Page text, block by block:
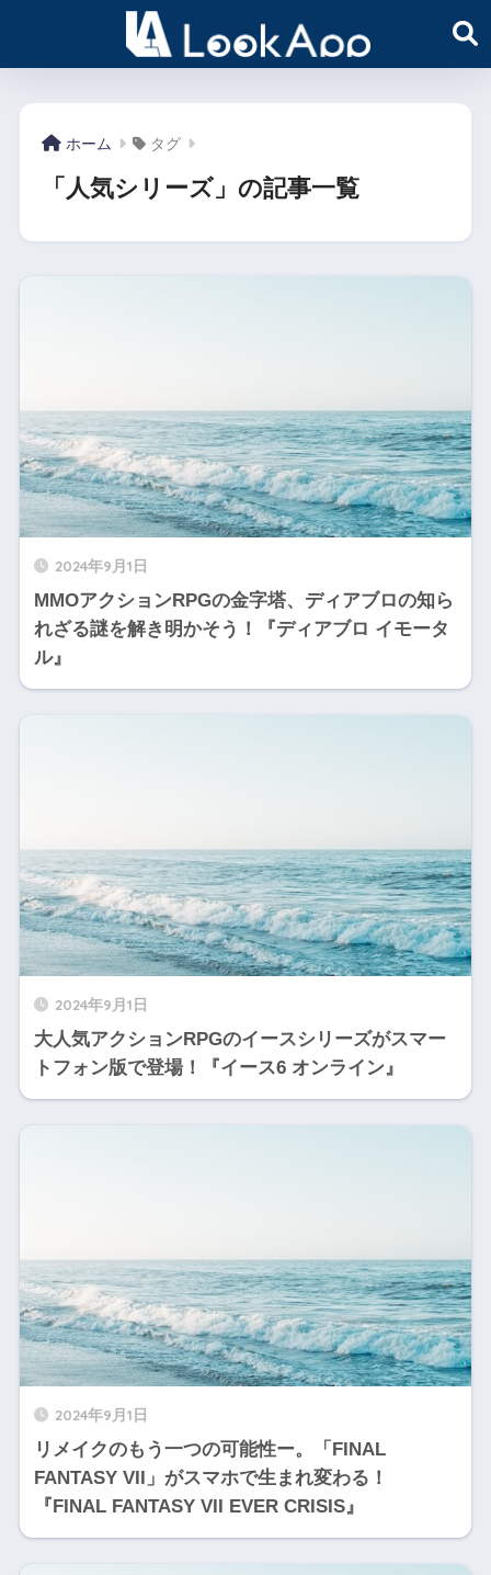
ホーム タグ
「人気シリーズ」の記事一覧
2024年9月1日
MMOアクションRPGの金字塔、ディアブロの知ら
れざる謎を解き明かそう！『ディアブロ イモータ
ル』
2024年9月1日
大人気アクションRPGのイースシリーズがスマー
トフォン版で登場！『イース6 オンライン』
2024年9月1日
リメイクのもう一つの可能性ー。「FINAL
FANTASY VII」がスマホで生まれ変わる！
『FINAL FANTASY VII EVER CRISIS』